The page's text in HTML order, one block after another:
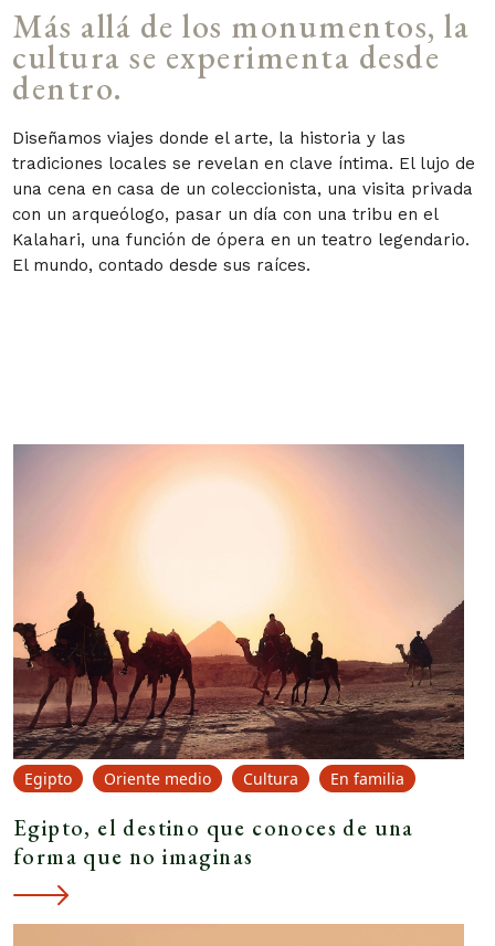
Más allá de los monumentos, la
cultura se experimenta desde
dentro.
Diseñamos viajes donde el arte, la historia y las
tradiciones locales se revelan en clave íntima. El lujo de
una cena en casa de un coleccionista, una visita privada
con un arqueólogo, pasar un día con una tribu en el
Kalahari, una función de ópera en un teatro legendario.
El mundo, contado desde sus raíces.
Egipto Oriente medio Cultura En familia
Egipto, el destino que conoces de una
forma que no imaginas